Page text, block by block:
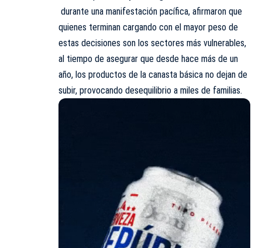
durante una manifestación pacífica, afirmaron que
quienes terminan cargando con el mayor peso de
estas decisiones son los sectores más vulnerables,
al tiempo de asegurar que desde hace más de un
año, los productos de la canasta básica no dejan de
subir, provocando desequilibrio a miles de familias.